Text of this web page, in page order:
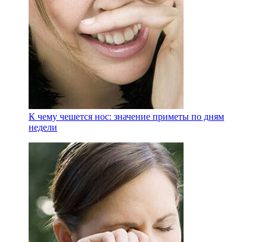
К чему чешется нос: значение приметы по дням
недели